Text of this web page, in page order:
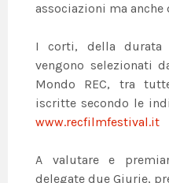
associazioni ma
I corti, della durata
vengono selezionati
Mondo REC, tra
iscritte secondo le
www.recfilmfestival.it
A valutare e
delegate due Giurie,